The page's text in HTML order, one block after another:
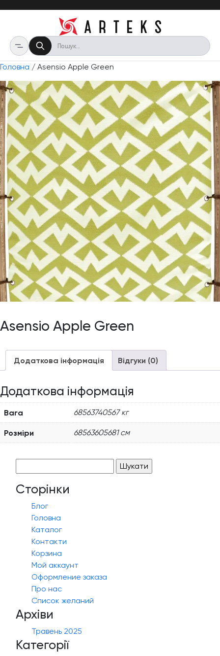
Головна / Asensio Apple Green
Asensio Apple Green
Додаткова інформація Відгуки (0)
Додаткова інформація
Вага 68563740567 кг
Розміри 68563605681 см
Сторінки
Блог
Головна
Каталог
Контакти
Корзина
Мой аккаунт
Оформление заказа
Про нас
Список желаний
Архіви
Травень 2025
Категорії